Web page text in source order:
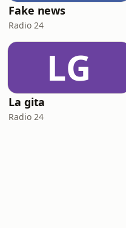
Fake news
Radio 24
LG
La gita
Radio 24